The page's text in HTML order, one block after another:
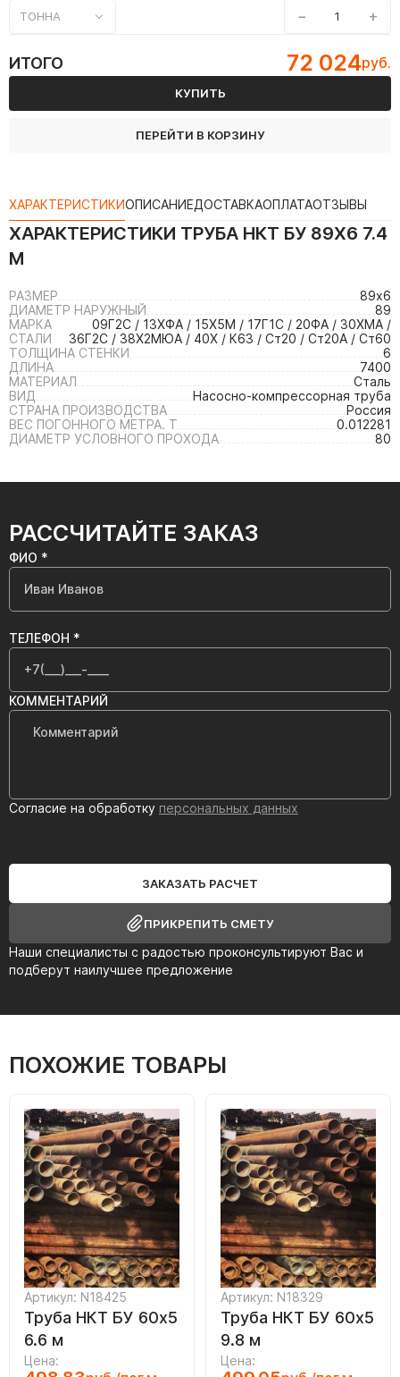
ТОННА − +
ИТОГО 72 024руб.
КУПИТЬ
ПЕРЕЙТИ В КОРЗИНУ
ХАРАКТЕРИСТИКИОПИСАНИЕДОСТАВКАОПЛАТАОТЗЫВЫ
ХАРАКТЕРИСТИКИ ТРУБА НКТ БУ 89Х6 7.4
М
РАЗМЕР
89х6
ДИАМЕТР НАРУЖНЫЙ
89
МАРКА
СТАЛИ
09Г2С / 13ХФА / 15Х5М / 17Г1С / 20ФА / 30ХМА /
36Г2С / 38Х2МЮА / 40Х / К63 / Ст20 / Ст20А / Ст60
ТОЛЩИНА СТЕНКИ
6
ДЛИНА
7400
МАТЕРИАЛ
Сталь
ВИД
Насосно-компрессорная труба
СТРАНА ПРОИЗВОДСТВА
Россия
ВЕС ПОГОННОГО МЕТРА. Т
0.012281
ДИАМЕТР УСЛОВНОГО ПРОХОДА
80
РАССЧИТАЙТЕ ЗАКАЗ
Наши специалисты с радостью проконсультируют Вас и
подберут наилучшее предложение
ФИО *
ТЕЛЕФОН *
КОММЕНТАРИЙ
Согласие на обработку персональных данных
ЗАКАЗАТЬ РАСЧЕТ
ПРИКРЕПИТЬ СМЕТУ
ПОХОЖИЕ ТОВАРЫ
Артикул: N18425
Труба НКТ БУ 60х5
6.6 м
Цена:
Артикул: N18329
Труба НКТ БУ 60х5
9.8 м
Цена: